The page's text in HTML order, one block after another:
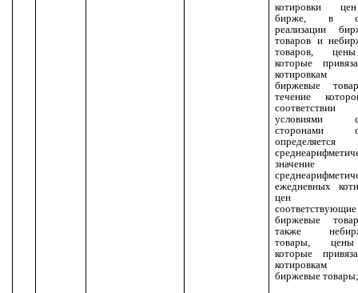
котировки
бирже, в
реализации
товаров и
товаров,
которые
биржевые
течение
условиями
сторонами
определяется
значение
ежедневных
цен
соответствующие
биржевые
также
товары,
которые
биржевые